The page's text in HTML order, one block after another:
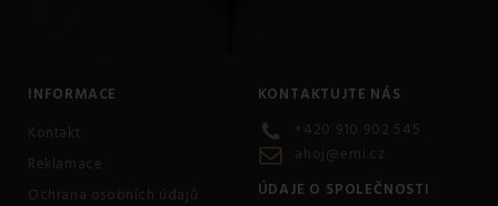
INFORMACE
Kontakt
Reklamace
Ochrana osobních údajů
KONTAKTUJTE NÁS
+420 910 902 545
ahoj@emi.cz
ÚDAJE O SPOLEČNOSTI